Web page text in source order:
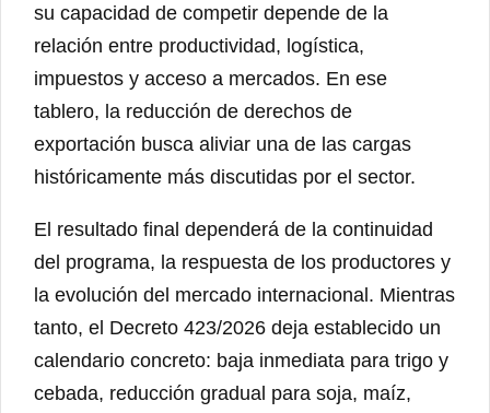
su capacidad de competir depende de la
relación entre productividad, logística,
impuestos y acceso a mercados. En ese
tablero, la reducción de derechos de
exportación busca aliviar una de las cargas
históricamente más discutidas por el sector.
El resultado final dependerá de la continuidad
del programa, la respuesta de los productores y
la evolución del mercado internacional. Mientras
tanto, el Decreto 423/2026 deja establecido un
calendario concreto: baja inmediata para trigo y
cebada, reducción gradual para soja, maíz,